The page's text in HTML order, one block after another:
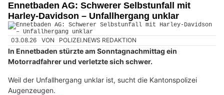
Ennetbaden AG: Schwerer Selbstunfall mit
Harley-Davidson – Unfallhergang unklar
03.08.26 VON POLIZEI.NEWS REDAKTION
In Ennetbaden stürzte am Sonntagnachmittag ein
Motorradfahrer und verletzte sich schwer.
Weil der Unfallhergang unklar ist, sucht die Kantonspolizei
Augenzeugen.